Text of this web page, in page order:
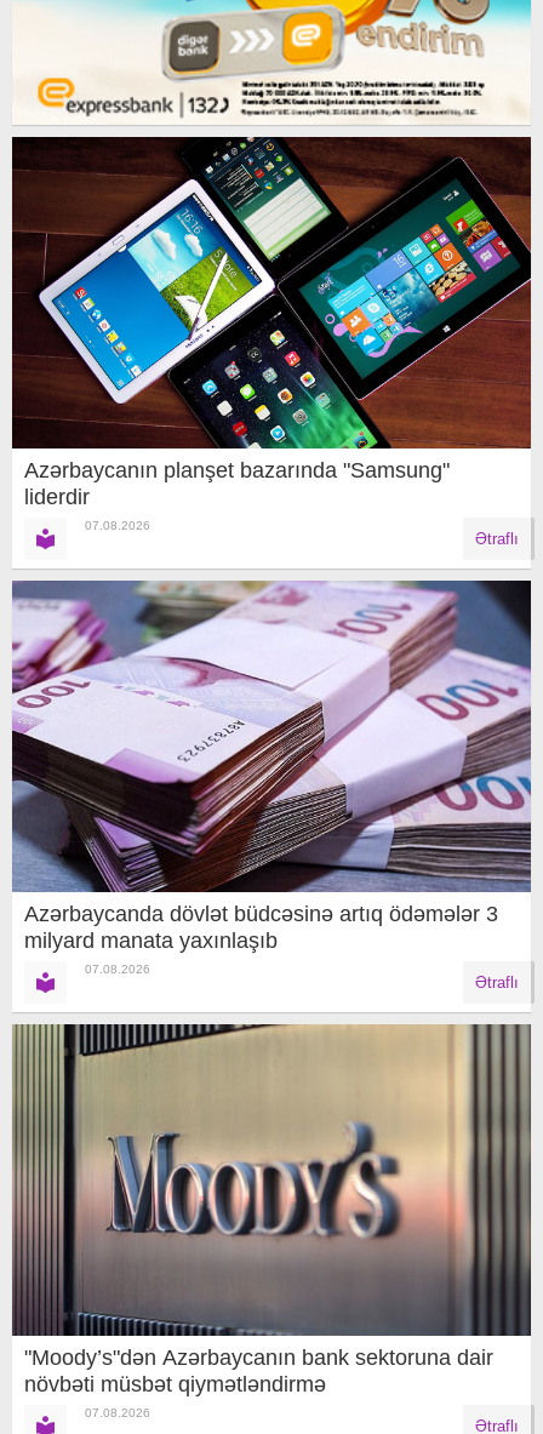
Azərbaycanın planşet bazarında "Samsung"
liderdir
07.08.2026
Ətraflı
Azərbaycanda dövlət büdcəsinə artıq ödəmələr 3
milyard manata yaxınlaşıb
07.08.2026
Ətraflı
"Moody’s"dən Azərbaycanın bank sektoruna dair
növbəti müsbət qiymətləndirmə
07.08.2026
Ətraflı